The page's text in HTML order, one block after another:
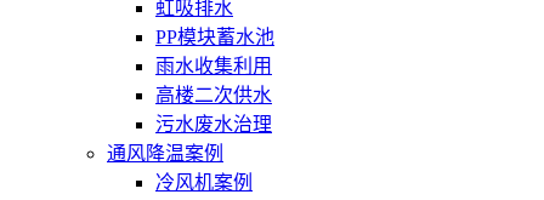
虹吸排水
PP模块蓄水池
雨水收集利用
高楼二次供水
污水废水治理
通风降温案例
冷风机案例